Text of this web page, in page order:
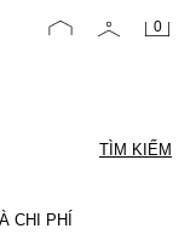
0
TÌM KIẾM
CHI PHÍ